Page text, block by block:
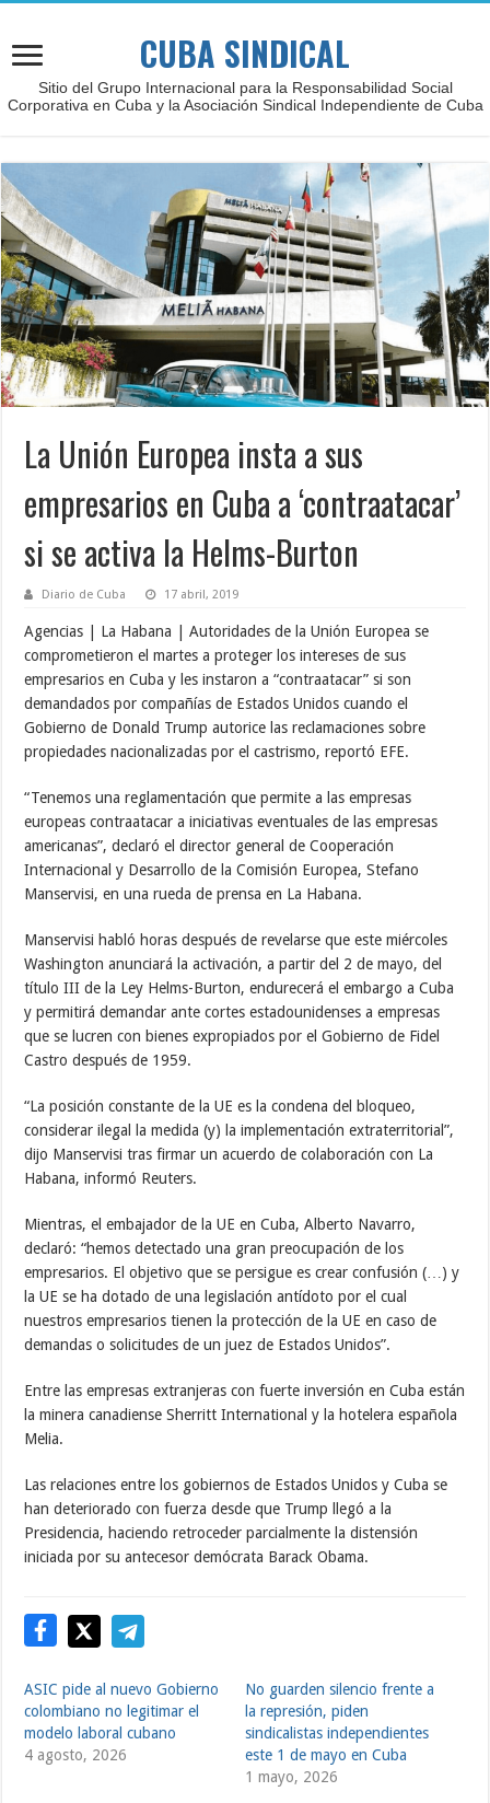
CUBA SINDICAL
Sitio del Grupo Internacional para la Responsabilidad Social
Corporativa en Cuba y la Asociación Sindical Independiente de Cuba
La Unión Europea insta a sus
empresarios en Cuba a ‘contraatacar’
si se activa la Helms-Burton
Diario de Cuba 17 abril, 2019
Agencias | La Habana | Autoridades de la Unión Europea se
comprometieron el martes a proteger los intereses de sus
empresarios en Cuba y les instaron a “contraatacar” si son
demandados por compañías de Estados Unidos cuando el
Gobierno de Donald Trump autorice las reclamaciones sobre
propiedades nacionalizadas por el castrismo, reportó EFE.
“Tenemos una reglamentación que permite a las empresas
europeas contraatacar a iniciativas eventuales de las empresas
americanas”, declaró el director general de Cooperación
Internacional y Desarrollo de la Comisión Europea, Stefano
Manservisi, en una rueda de prensa en La Habana.
Manservisi habló horas después de revelarse que este miércoles
Washington anunciará la activación, a partir del 2 de mayo, del
título III de la Ley Helms-Burton, endurecerá el embargo a Cuba
y permitirá demandar ante cortes estadounidenses a empresas
que se lucren con bienes expropiados por el Gobierno de Fidel
Castro después de 1959.
“La posición constante de la UE es la condena del bloqueo,
considerar ilegal la medida (y) la implementación extraterritorial”,
dijo Manservisi tras firmar un acuerdo de colaboración con La
Habana, informó Reuters.
Mientras, el embajador de la UE en Cuba, Alberto Navarro,
declaró: “hemos detectado una gran preocupación de los
empresarios. El objetivo que se persigue es crear confusión (…) y
la UE se ha dotado de una legislación antídoto por el cual
nuestros empresarios tienen la protección de la UE en caso de
demandas o solicitudes de un juez de Estados Unidos”.
Entre las empresas extranjeras con fuerte inversión en Cuba están
la minera canadiense Sherritt International y la hotelera española
Melia.
Las relaciones entre los gobiernos de Estados Unidos y Cuba se
han deteriorado con fuerza desde que Trump llegó a la
Presidencia, haciendo retroceder parcialmente la distensión
iniciada por su antecesor demócrata Barack Obama.
ASIC pide al nuevo Gobierno
colombiano no legitimar el
modelo laboral cubano
4 agosto, 2026
No guarden silencio frente a
la represión, piden
sindicalistas independientes
este 1 de mayo en Cuba
1 mayo, 2026